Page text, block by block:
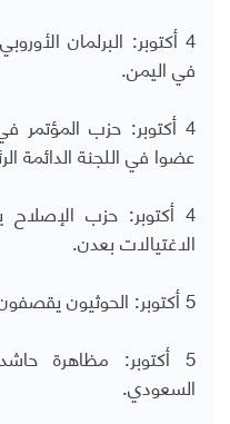
4 أكتوبر: البرلمان
في اليمن.
4 أكتوبر: حزب
عضوا في اللجنة الدائمة
4 أكتوبر: حزب
الاغتيالات بعدن.
5 أكتوبر: الحوثيون يقصفون مخيماً للنازحين في الخوخة.
5 أكتوبر: مظاهرة
السعودي.